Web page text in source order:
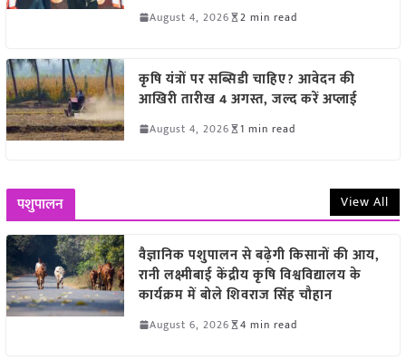
August 4, 2026 2 min read
कृषि यंत्रों पर सब्सिडी चाहिए? आवेदन की
आखिरी तारीख 4 अगस्त, जल्द करें अप्लाई
August 4, 2026 1 min read
पशुपालन View All
वैज्ञानिक पशुपालन से बढ़ेगी किसानों की आय,
रानी लक्ष्मीबाई केंद्रीय कृषि विश्वविद्यालय के
कार्यक्रम में बोले शिवराज सिंह चौहान
August 6, 2026 4 min read